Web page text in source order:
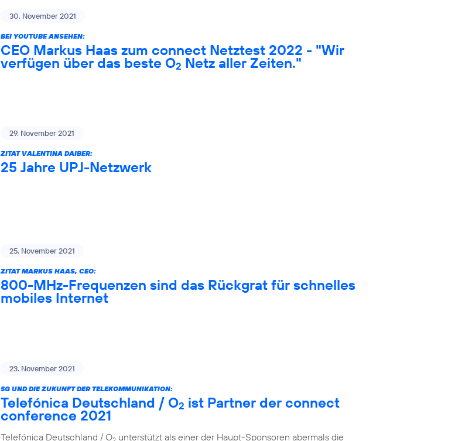
30. November 2021
BEI YOUTUBE ANSEHEN:
CEO Markus Haas zum connect Netztest 2022 - "Wir
verfügen über das beste O2 Netz aller Zeiten."
29. November 2021
ZITAT VALENTINA DAIBER:
25 Jahre UPJ-Netzwerk
25. November 2021
ZITAT MARKUS HAAS, CEO:
800-MHz-Frequenzen sind das Rückgrat für schnelles
mobiles Internet
23. November 2021
5G UND DIE ZUKUNFT DER TELEKOMMUNIKATION:
Telefónica Deutschland / O2 ist Partner der connect
conference 2021
Telefónica Deutschland / O unterstützt als einer der Haupt-Sponsoren abermals die